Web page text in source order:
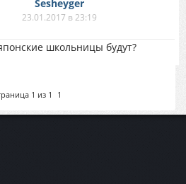
Sesheyger
23.01.2017 в 23:19
школьницы будут?
1 из 1 1